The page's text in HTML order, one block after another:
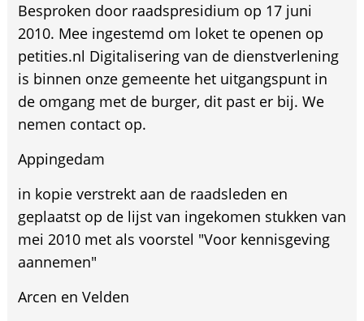
Besproken door raadspresidium op 17 juni
2010. Mee ingestemd om loket te openen op
petities.nl Digitalisering van de dienstverlening
is binnen onze gemeente het uitgangspunt in
de omgang met de burger, dit past er bij. We
nemen contact op.
Appingedam
in kopie verstrekt aan de raadsleden en
geplaatst op de lijst van ingekomen stukken van
mei 2010 met als voorstel "Voor kennisgeving
aannemen"
Arcen en Velden